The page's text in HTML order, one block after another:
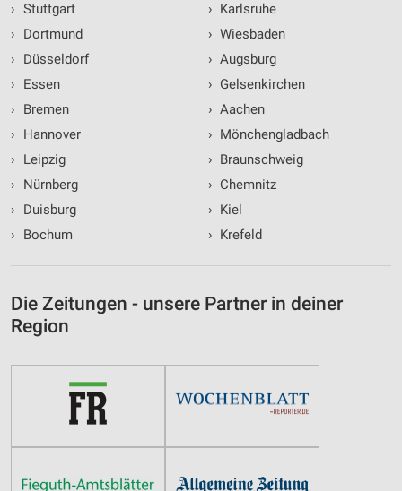
› Stuttgart
›
Dortmund
›
Düsseldorf
›
Essen
›
Bremen
›
Hannover
›
Leipzig
›
Nürnberg
›
Duisburg
›
Bochum
› Karlsruhe
› Wiesbaden
› Augsburg
› Gelsenkirchen
› Aachen
› Mönchengladbach
› Braunschweig
› Chemnitz
› Kiel
› Krefeld
Die Zeitungen - unsere Partner in deiner
Region